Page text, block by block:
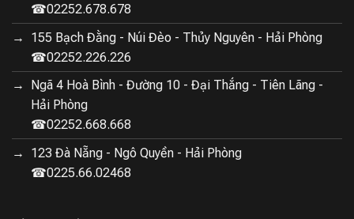
☎02252.678.678
155 Bạch Đằng - Núi Đèo - Thủy Nguyên - Hải Phòng
☎02252.226.226
Ngã 4 Hoà Bình - Đường 10 - Đại Thắng - Tiên Lãng -
Hải Phòng
☎02252.668.668
123 Đà Nẵng - Ngô Quyền - Hải Phòng
☎0225.66.02468